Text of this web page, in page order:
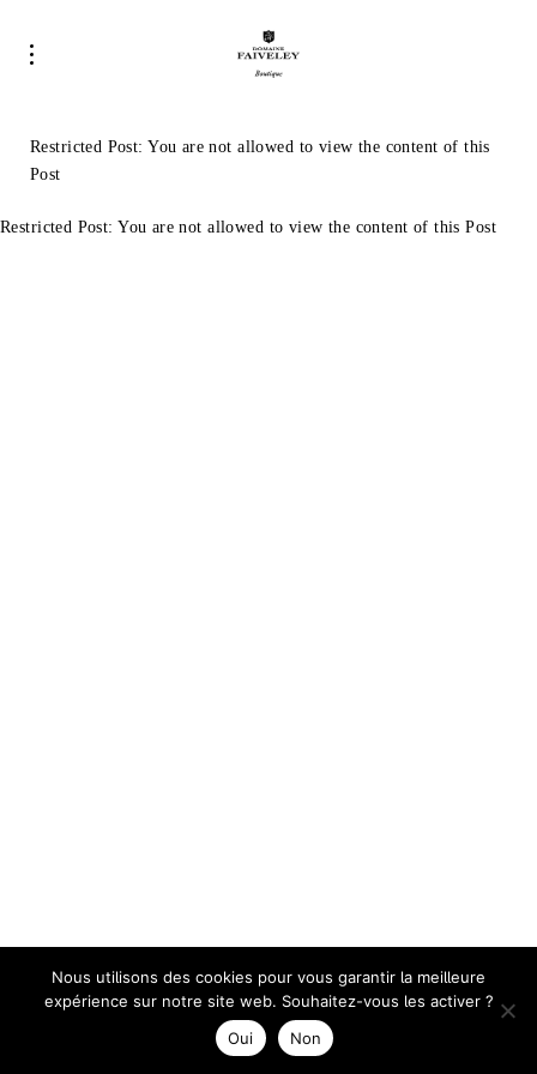
Restricted Post: You are not allowed to view the content of this
Post
Restricted Post: You are not allowed to view the content of this Post
Nous utilisons des cookies pour vous garantir la meilleure
expérience sur notre site web. Souhaitez-vous les activer ?
Oui
Non